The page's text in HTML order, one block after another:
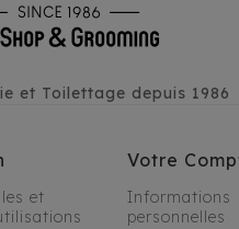
et Toilettage depuis 1986
et
Votre
Informations
personnelles